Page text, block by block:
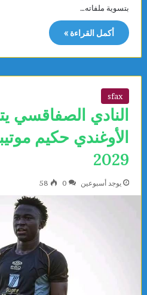
بتسوية ملفاته…
أكمل القراءة »
sfax
النادي الصفاقسي
الأوغندي حكيم
2029
يوجد أسبوعين 0
58